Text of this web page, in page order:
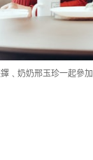
﹑奶奶邢玉珍一起參